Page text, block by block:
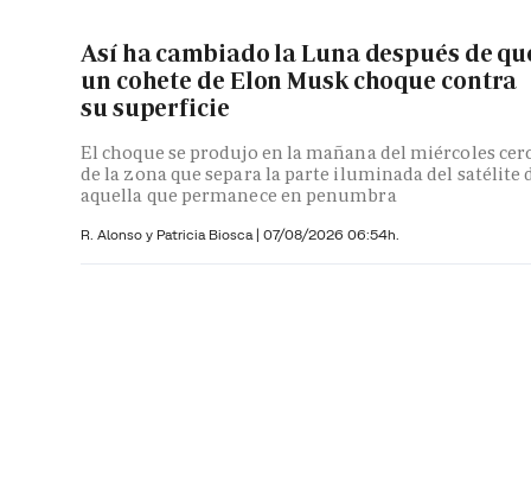
Así ha cambiado la Luna después de
un cohete de Elon Musk choque contra
su superficie
El choque se produjo en la mañana del miércoles
de la zona que separa la parte iluminada del satélite
aquella que permanece en penumbra
R. Alonso y Patricia Biosca | 07/08/2026 06:54h.